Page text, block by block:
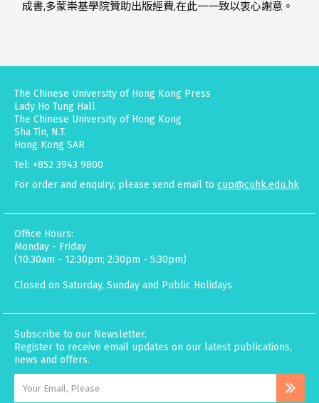
成書,多蒙崇基學院贊助出版經費,在此一一致以衷心謝意。
The Chinese University of Hong Kong Press
Lady Ho Tung Hall
The Chinese University of Hong Kong
Sha Tin, N.T.
Hong Kong SAR
Tel: +852 3943 9800
For order and enquiry, please send email to cup@cuhk.edu.hk
Office Hours:
Monday - Friday
(10:30am - 12:30pm; 2:30pm - 5:30pm)
Closed on Saturday, Sunday and Public Holidays
Subscribe to our Newsletter.
Register to receive email updates on our latest publications,
news and offers.